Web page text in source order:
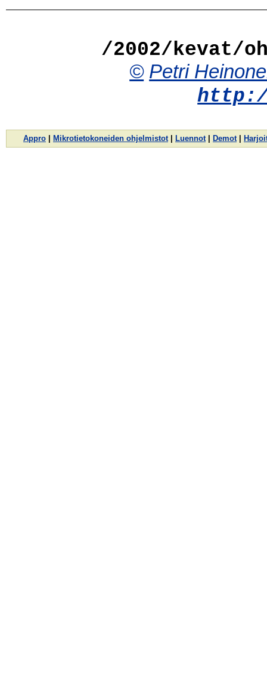
/2002/kevat/
© Petri
Appro Mikrotietokoneiden ohjelmistot| Luennot| Demot|